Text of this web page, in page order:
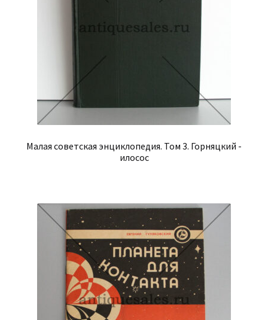
Малая советская энциклопедия. Том 3. Горняцкий -
илосос